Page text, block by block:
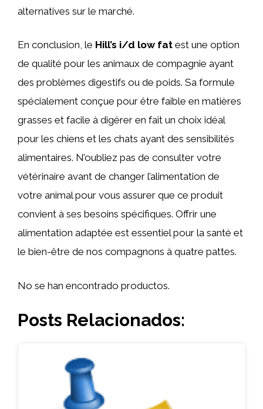
alternatives sur le marché.
En conclusion, le Hill’s i/d low fat est une option
de qualité pour les animaux de compagnie ayant
des problèmes digestifs ou de poids. Sa formule
spécialement conçue pour être faible en matières
grasses et facile à digérer en fait un choix idéal
pour les chiens et les chats ayant des sensibilités
alimentaires. N’oubliez pas de consulter votre
vétérinaire avant de changer l’alimentation de
votre animal pour vous assurer que ce produit
convient à ses besoins spécifiques. Offrir une
alimentation adaptée est essentiel pour la santé et
le bien-être de nos compagnons à quatre pattes.
No se han encontrado productos.
Posts Relacionados: